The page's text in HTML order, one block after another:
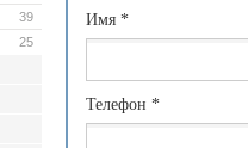
39
25
Имя *
Телефон *